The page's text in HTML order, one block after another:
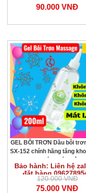
toàn thân
90.000 VNĐ
GEL BÔI TRƠN Dầu bôi
SX-152 chính hãng tăng
Bảo hành: Liên hệ
đặt hàng
120.000 VNĐ
75.000 VNĐ